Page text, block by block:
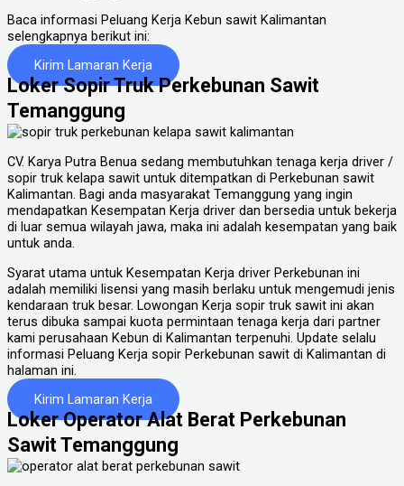
Baca informasi Peluang Kerja Kebun sawit Kalimantan
selengkapnya berikut ini:
Kirim Lamaran Kerja
Loker Sopir Truk Perkebunan Sawit
Temanggung
CV. Karya Putra Benua sedang membutuhkan tenaga kerja driver /
sopir truk kelapa sawit untuk ditempatkan di Perkebunan sawit
Kalimantan. Bagi anda masyarakat Temanggung yang ingin
mendapatkan Kesempatan Kerja driver dan bersedia untuk bekerja
di luar semua wilayah jawa, maka ini adalah kesempatan yang baik
untuk anda.
Syarat utama untuk Kesempatan Kerja driver Perkebunan ini
adalah memiliki lisensi yang masih berlaku untuk mengemudi jenis
kendaraan truk besar. Lowongan Kerja sopir truk sawit ini akan
terus dibuka sampai kuota permintaan tenaga kerja dari partner
kami perusahaan Kebun di Kalimantan terpenuhi. Update selalu
informasi Peluang Kerja sopir Perkebunan sawit di Kalimantan di
halaman ini.
Kirim Lamaran Kerja
Loker Operator Alat Berat Perkebunan
Sawit Temanggung